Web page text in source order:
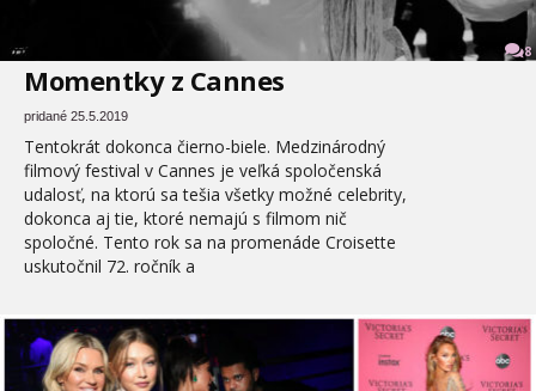
8
Momentky z Cannes
pridané 25.5.2019
Tentokrát dokonca čierno-biele. Medzinárodný
filmový festival v Cannes je veľká spoločenská
udalosť, na ktorú sa tešia všetky možné celebrity,
dokonca aj tie, ktoré nemajú s filmom nič
spoločné. Tento rok sa na promenáde Croisette
uskutočnil 72. ročník a